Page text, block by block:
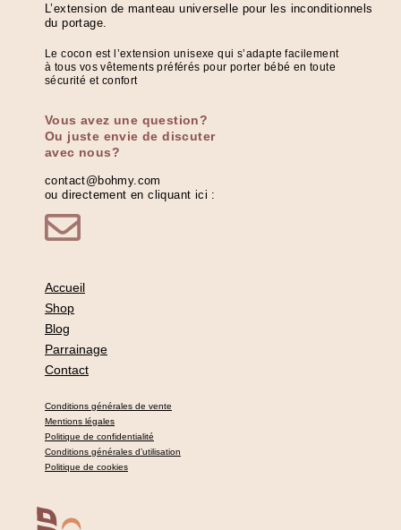
L’extension de manteau universelle pour les inconditionnels
du portage.
Le cocon est l’extension unisexe qui s’adapte facilement
à tous vos vêtements préférés pour porter bébé en toute
sécurité et confort
Vous avez une question?
Ou juste envie de discuter
avec nous?
contact@bohmy.com
ou directement en cliquant ici :
Accueil
Shop
Blog
Parrainage
Contact
Conditions générales de vente
Mentions légales
Politique de confidentialité
Conditions générales d’utilisation
Politique de cookies